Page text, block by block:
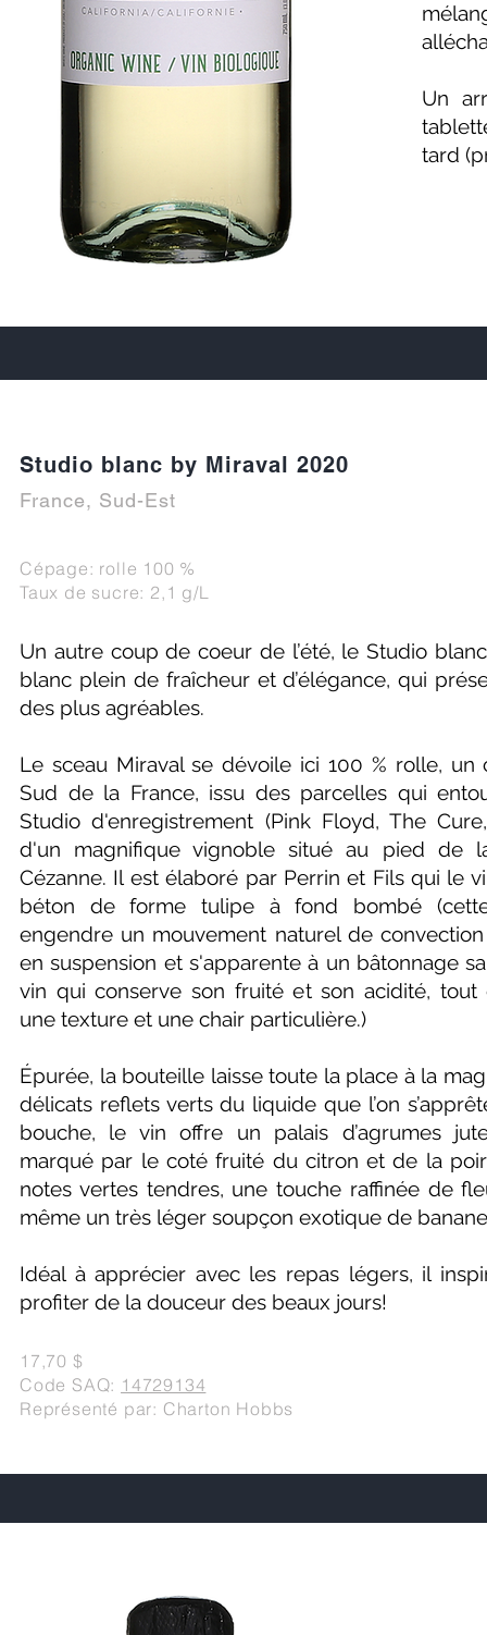
Un
tard
Studio blanc by Miraval 2020
France, Sud-Est
Cépage: rolle 100 %
Taux de sucre: 2,1 g/L
Un autre coup de coeur de l’été, le Studio
blanc plein de fraîcheur et d’élégance, qui
des plus agréables.
Le sceau Miraval se dévoile ici 100 % rolle, un
Sud de la France, issu des parcelles qui
Studio d'enregistrement (Pink Floyd, The
d'un magnifique vignoble situé au pied de
Cézanne. Il est élaboré par Perrin et Fils qui le
béton de forme tulipe à fond bombé
engendre un mouvement naturel de
en suspension et s'apparente à un bâtonnage
vin qui conserve son fruité et son acidité, tout
une texture et une chair particulière.)
Épurée, la bouteille laisse toute la place à la
délicats reflets verts du liquide que l’on
bouche, le vin offre un palais d’agrumes
marqué par le coté fruité du citron et de la
notes vertes tendres, une touche raffinée de
même un très léger soupçon exotique de
Idéal à apprécier avec les repas légers, il
profiter de la douceur des beaux jours!
17,70 $
Code SAQ: 14729134
Représenté par: Charton Hobbs